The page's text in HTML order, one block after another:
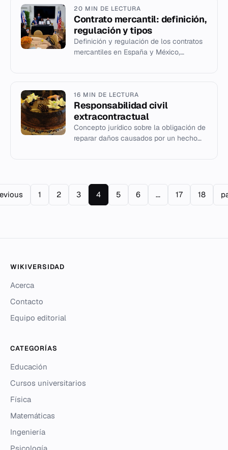
20 MIN DE LECTURA
Contrato mercantil: definición,
regulación y tipos
Definición y regulación de los contratos
mercantiles en España y México,
16 MIN DE LECTURA
Responsabilidad civil
extracontractual
Concepto jurídico sobre la obligación de
reparar daños causados por un hecho
1 2 3 4 5 6 ... 17 18
WIKIVERSIDAD
Acerca
Contacto
Equipo editorial
CATEGORÍAS
Educación
Cursos universitarios
Física
Matemáticas
Ingeniería